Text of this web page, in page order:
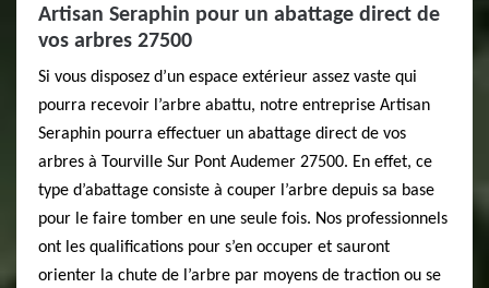
Artisan Seraphin pour un abattage direct de
vos arbres 27500
Si vous disposez d’un espace extérieur assez vaste qui
pourra recevoir l’arbre abattu, notre entreprise Artisan
Seraphin pourra effectuer un abattage direct de vos
arbres à Tourville Sur Pont Audemer 27500. En effet, ce
type d’abattage consiste à couper l’arbre depuis sa base
pour le faire tomber en une seule fois. Nos professionnels
ont les qualifications pour s’en occuper et sauront
orienter la chute de l’arbre par moyens de traction ou se